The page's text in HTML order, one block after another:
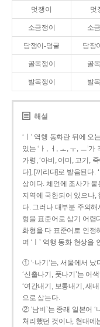
멋쟁이 멋
소금쟁이 소
담쟁이-덩굴 담장
골목쟁이 골
발목쟁이 발
해설
‘ㅣ’ 역행 동화란 뒤에 오
있는 ‘ㅏ, ㅓ, ㅗ, ㅜ, ㅡ’
가령, ‘아비, 어미, 고기,
다], [끼리다]로 발음된다.
상이다. 체언에 조사가 붙
지역에 국한되어 있으나,
다. 그러나 대부분 주의
형을 표준어로 삼기 어렵
화형을 다 표준어로 인정
여 ‘ㅣ’ 역행 동화 현상
① ‘-나기’는, 서울에서 났
‘신출나기, 풋나기’는 어
‘여간내기, 보통내기, 새
으로 삼는다.
② ‘남비’는 종래 일본어 ‘
처리했던 것이나, 현대에